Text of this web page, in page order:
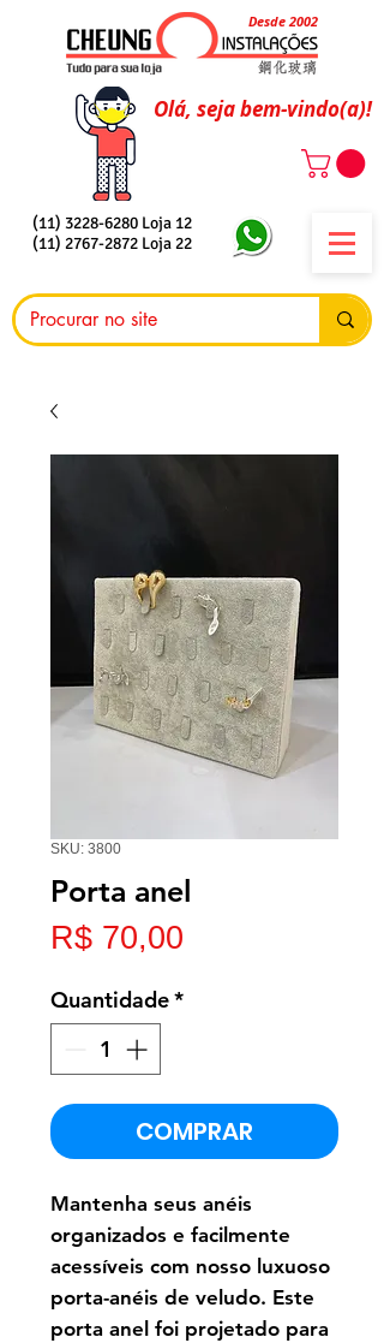
Desde 2002
Olá, seja bem-vindo(a)!
(11) 3228-6280 Loja 12
(11) 2767-2872 Loja 22
SKU: 3800
Porta anel
R$ 70,00
Quantidade*
COMPRAR
Mantenha seus anéis
organizados e facilmente
acessíveis com nosso luxuoso
porta-anéis de veludo. Este
porta anel foi projetado para